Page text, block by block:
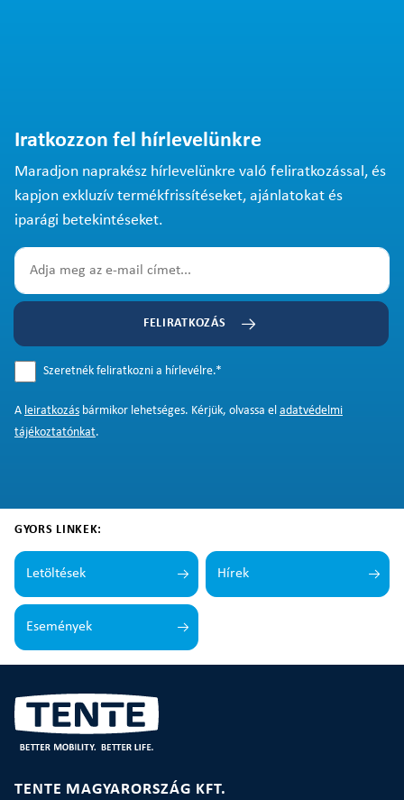
Iratkozzon fel hírlevelünkre
Maradjon naprakész hírlevelünkre való feliratkozással, és
kapjon exkluzív termékfrissítéseket, ajánlatokat és
iparági betekintéseket.
FELIRATKOZÁS
Szeretnék feliratkozni a hírlevélre.*
A leiratkozás bármikor lehetséges. Kérjük, olvassa el adatvédelmi
tájékoztatónkat.
GYORS LINKEK:
Letöltések Hírek
Események
TENTE MAGYARORSZÁG KFT.